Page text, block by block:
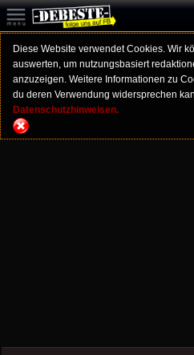
Diese Website verwendet Cookies. Wir
auswerten, um nutzungsbasiert
anzuzeigen. Weitere Informationen zu
du deren Verwendung widersprechen
Datenschutzhinweisen.